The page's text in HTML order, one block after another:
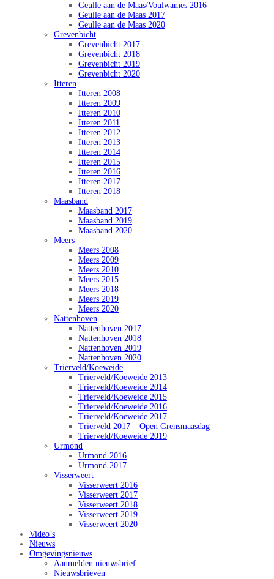
Geulle aan de Maas/Voulwames 2016
Geulle aan de Maas 2017
Geulle aan de Maas 2020
Grevenbicht
Grevenbicht 2017
Grevenbicht 2018
Grevenbicht 2019
Grevenbicht 2020
Itteren
Itteren 2008
Itteren 2009
Itteren 2010
Itteren 2011
Itteren 2012
Itteren 2013
Itteren 2014
Itteren 2015
Itteren 2016
Itteren 2017
Itteren 2018
Maasband
Maasband 2017
Maasband 2019
Maasband 2020
Meers
Meers 2008
Meers 2009
Meers 2010
Meers 2015
Meers 2018
Meers 2019
Meers 2020
Nattenhoven
Nattenhoven 2017
Nattenhoven 2018
Nattenhoven 2019
Nattenhoven 2020
Trierveld/Koeweide
Trierveld/Koeweide 2013
Trierveld/Koeweide 2014
Trierveld/Koeweide 2015
Trierveld/Koeweide 2016
Trierveld/Koeweide 2017
Trierveld 2017 – Open Grensmaasdag
Trierveld/Koeweide 2019
Urmond
Urmond 2016
Urmond 2017
Visserweert
Visserweert 2016
Visserweert 2017
Visserweert 2018
Visserweert 2019
Visserweert 2020
Video’s
Nieuws
Omgevingsnieuws
Aanmelden nieuwsbrief
Nieuwsbrieven